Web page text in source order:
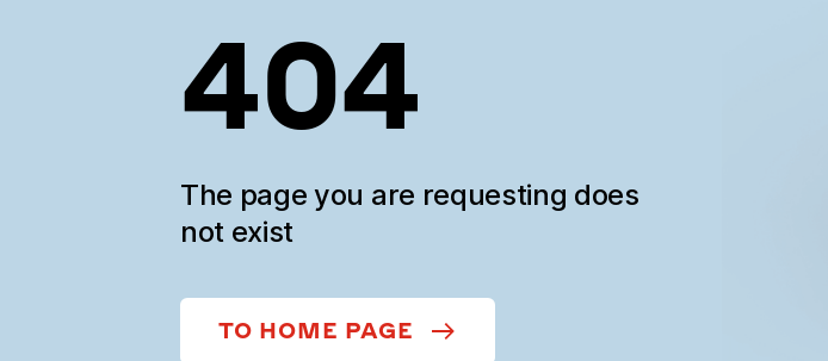
404
The page you are requesting does
not exist
TO HOME PAGE